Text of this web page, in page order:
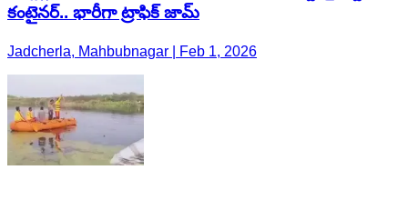
కంటైనర్.. భారీగా ట్రాఫిక్ జామ్
Jadcherla, Mahbubnagar | Feb 1, 2026